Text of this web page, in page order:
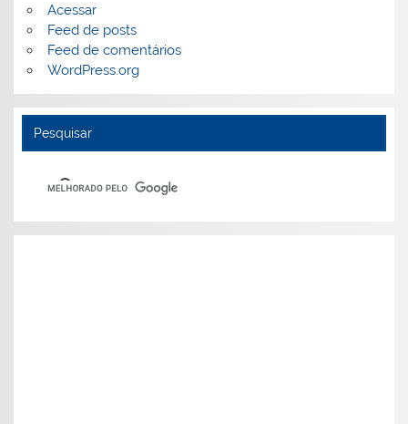
Acessar
Feed de posts
Feed de comentários
WordPress.org
Pesquisar